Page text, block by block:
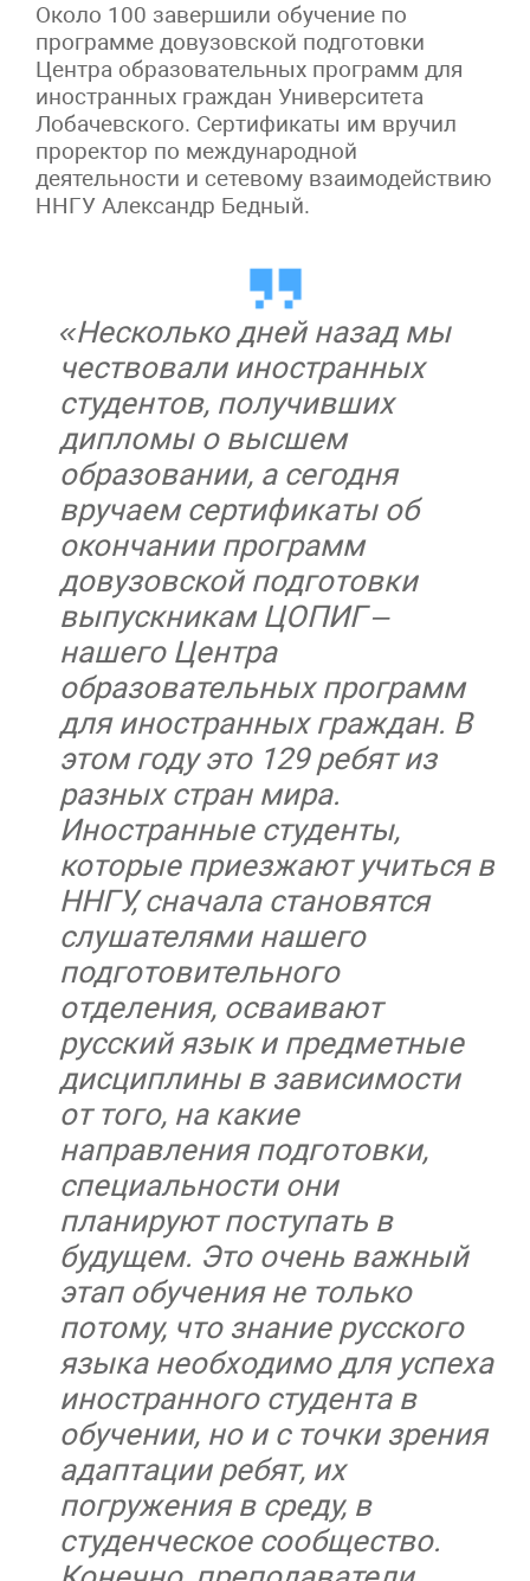
Около 100 завершили обучение по
программе довузовской подготовки
Центра образовательных программ для
иностранных граждан Университета
Лобачевского. Сертификаты им вручил
проректор по международной
деятельности и сетевому взаимодействию
ННГУ Александр Бедный.
«Несколько дней назад мы
чествовали иностранных
студентов, получивших
дипломы о высшем
образовании, а сегодня
вручаем сертификаты об
окончании программ
довузовской подготовки
выпускникам ЦОПИГ –
нашего Центра
образовательных программ
для иностранных граждан. В
этом году это 129 ребят из
разных стран мира.
Иностранные студенты,
которые приезжают учиться в
ННГУ, сначала становятся
слушателями нашего
подготовительного
отделения, осваивают
русский язык и предметные
дисциплины в зависимости
от того, на какие
направления подготовки,
специальности они
планируют поступать в
будущем. Это очень важный
этап обучения не только
потому, что знание русского
языка необходимо для успеха
иностранного студента в
обучении, но и с точки зрения
адаптации ребят, их
погружения в среду, в
студенческое сообщество.